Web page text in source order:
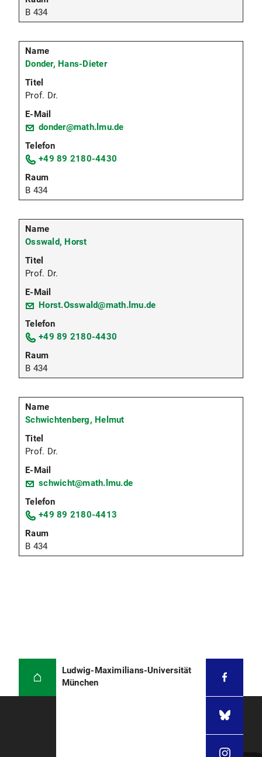
B 434
Donder, Hans-Dieter
Prof. Dr.
donder@math.lmu.de
+49 89 2180-4430
B 434
Osswald, Horst
Prof. Dr.
Horst.Osswald@math.lmu.de
+49 89 2180-4430
B 434
Schwichtenberg, Helmut
Prof. Dr.
schwicht@math.lmu.de
+49 89 2180-4413
B 434
Ludwig-Maximilians-Universität
München